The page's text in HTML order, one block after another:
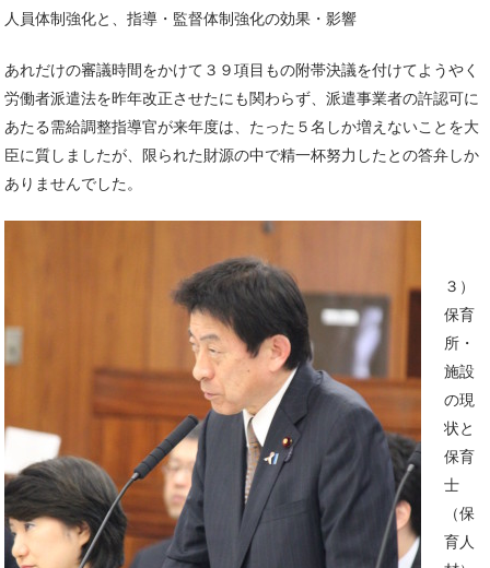
人員体制強化と、指導・監督体制強化の効果・影響
あれだけの審議時間をかけて３９項目もの附帯決議を付けてようやく
労働者派遣法を昨年改正させたにも関わらず、派遣事業者の許認可に
あたる需給調整指導官が来年度は、たった５名しか増えないことを大
臣に質しましたが、限られた財源の中で精一杯努力したとの答弁しか
ありませんでした。
３）
保育
所・
施設
の現
状と
保育
士
（保
育人